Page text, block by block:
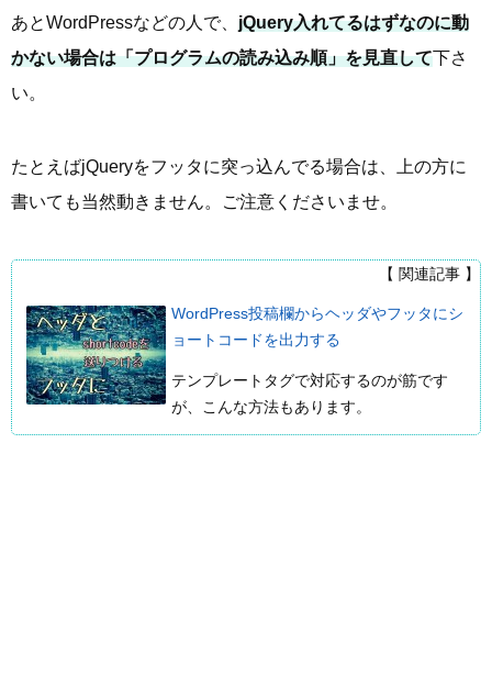
あとWordPressなどの人で、 jQuery入れてるはずなのに動
かない場合は「プログラムの読み込み順」を見直して下さ
い。
たとえばjQueryをフッタに突っ込んでる場合は、上の方に
書いても当然動きません。ご注意くださいませ。
【 関連記事 】
WordPress投稿欄からヘッダやフッタにシ
ョートコードを出力する
テンプレートタグで対応するのが筋です
が、こんな方法もあります。